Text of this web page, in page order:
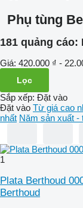
Phụ tùng
181 quảng cáo:
Giá: 420.000 ₫ -
Lọc
Sắp xếp: Đặt vào
Đặt vào Từ giá cao
nhất Năm sản xuất -
1
Plata Berthoud
Berthoud